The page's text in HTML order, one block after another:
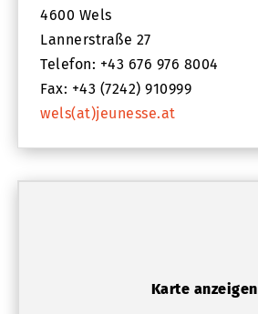
4600 Wels
Lannerstraße 27
Telefon: +43 676 976 8004
Fax: +43 (7242) 910999
wels(at)jeunesse.at
Karte anzeigen